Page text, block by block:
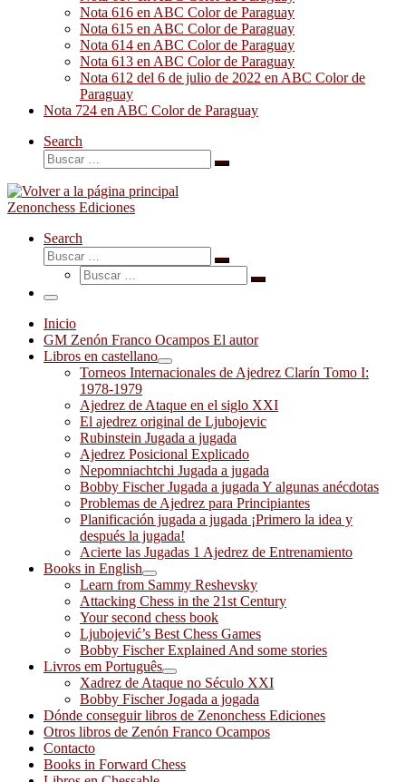
Nota 616 en ABC Color de Paraguay
Nota 615 en ABC Color de Paraguay
Nota 614 en ABC Color de Paraguay
Nota 613 en ABC Color de Paraguay
Nota 612 del 6 de julio de 2022 en ABC Color de
Paraguay
Nota 724 en ABC Color de Paraguay
Search
Buscar
Buscar
Zenonchess Ediciones
Search
Buscar
Buscar
Buscar
Buscar
Menú
Inicio
GM Zenón Franco Ocampos El autor
Libros en castellano
Torneos Internacionales de Ajedrez Clarín Tomo I:
1978-1979
Ajedrez de Ataque en el siglo XXI
El ajedrez original de Ljubojevic
Rubinstein Jugada a jugada
Ajedrez Posicional Explicado
Nepomniachtchi Jugada a jugada
Bobby Fischer Jugada a jugada Y algunas anécdotas
Problemas de Ajedrez para Principiantes
Planificación jugada a jugada ¡Primero la idea y
después la jugada!
Acierte las Jugadas 1 Ajedrez de Entrenamiento
Books in English
Learn from Sammy Reshevsky
Attacking Chess in the 21st Century
Your second chess book
Ljubojević’s Best Chess Games
Bobby Fischer Explained And some stories
Livros em Português
Xadrez de Ataque no Século XXI
Bobby Fischer Jogada a jogada
Dónde conseguir libros de Zenonchess Ediciones
Otros libros de Zenón Franco Ocampos
Contacto
Books in Forward Chess